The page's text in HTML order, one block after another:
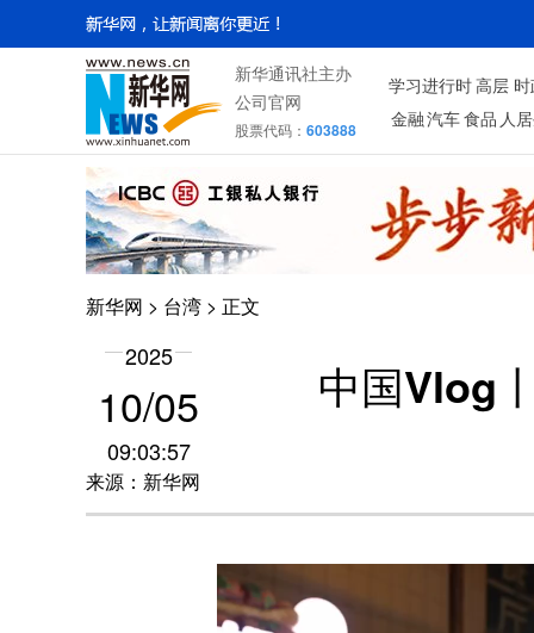
新华通讯社主办
公司官网
股票代码： 603888
学习进行时 高层
金融 汽车 食品 人
新华网 > 台湾 > 正文
2025
10/05
09:03:57
来源：新华网
中国Vlog